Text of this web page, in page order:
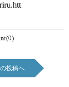
投稿へ